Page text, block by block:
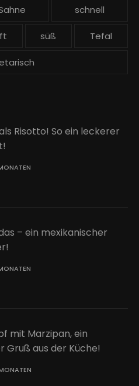
schnell
süß Tefal
Risotto! So ein leckerer
– ein mexikanischer
mit Marzipan, ein
Gruß aus der Küche!